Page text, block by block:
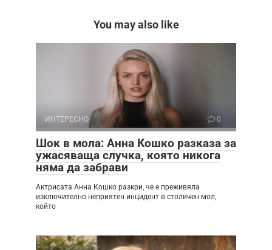
You may also like
ИНТЕРЕСНО 0
Шок в мола: Анна Кошко разказа за
ужасяваща случка, която никога
няма да забрави
Актрисата Анна Кошко разкри, че е преживяла
изключително неприятен инцидент в столичен мол,
който